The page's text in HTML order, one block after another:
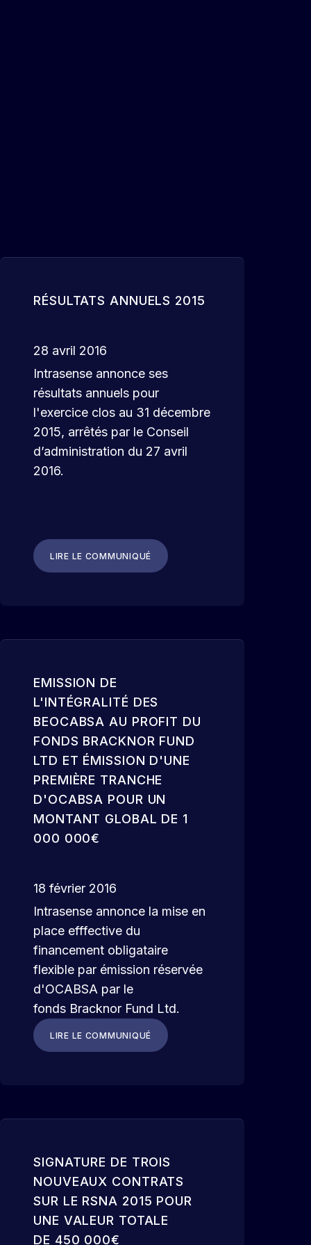
RÉSULTATS ANNUELS 2015
28 avril 2016
Intrasense annonce ses
résultats annuels pour
l'exercice clos au 31 décembre
2015, arrêtés par le Conseil
d’administration du 27 avril
2016.
LIRE LE COMMUNIQUÉ
EMISSION DE
L'INTÉGRALITÉ DES
BEOCABSA AU PROFIT DU
FONDS BRACKNOR FUND
LTD ET ÉMISSION D'UNE
PREMIÈRE TRANCHE
D'OCABSA POUR UN
MONTANT GLOBAL DE 1
000 000€
18 février 2016
Intrasense annonce la mise en
place efffective du
financement obligataire
flexible par émission réservée
d'OCABSA par le
fonds Bracknor Fund Ltd.
LIRE LE COMMUNIQUÉ
SIGNATURE DE TROIS
NOUVEAUX CONTRATS
SUR LE RSNA 2015 POUR
UNE VALEUR TOTALE
DE 450 000€